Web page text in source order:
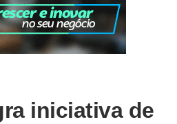
iniciativa de